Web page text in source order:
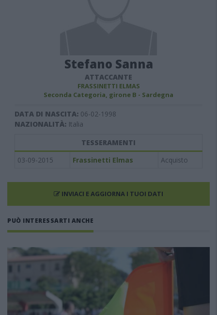
Stefano Sanna
ATTACCANTE
FRASSINETTI ELMAS
Seconda Categoria, girone B - Sardegna
DATA DI NASCITA: 06-02-1998
NAZIONALITÀ: Italia
TESSERAMENTI
03-09-2015
Frassinetti Elmas Acquisto
INVIACI E AGGIORNA I TUOI DATI
PUÒ INTERESSARTI ANCHE